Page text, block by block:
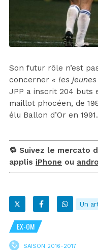
Son futur rôle n’est
concerner « les
JPP a inscrit 204 buts
maillot phocéen, de
élu Ballon d’Or en 1991.
🔁 Suivez le mercato
applis iPhone ou
Un
EX-OM
SAISON 2016-2017